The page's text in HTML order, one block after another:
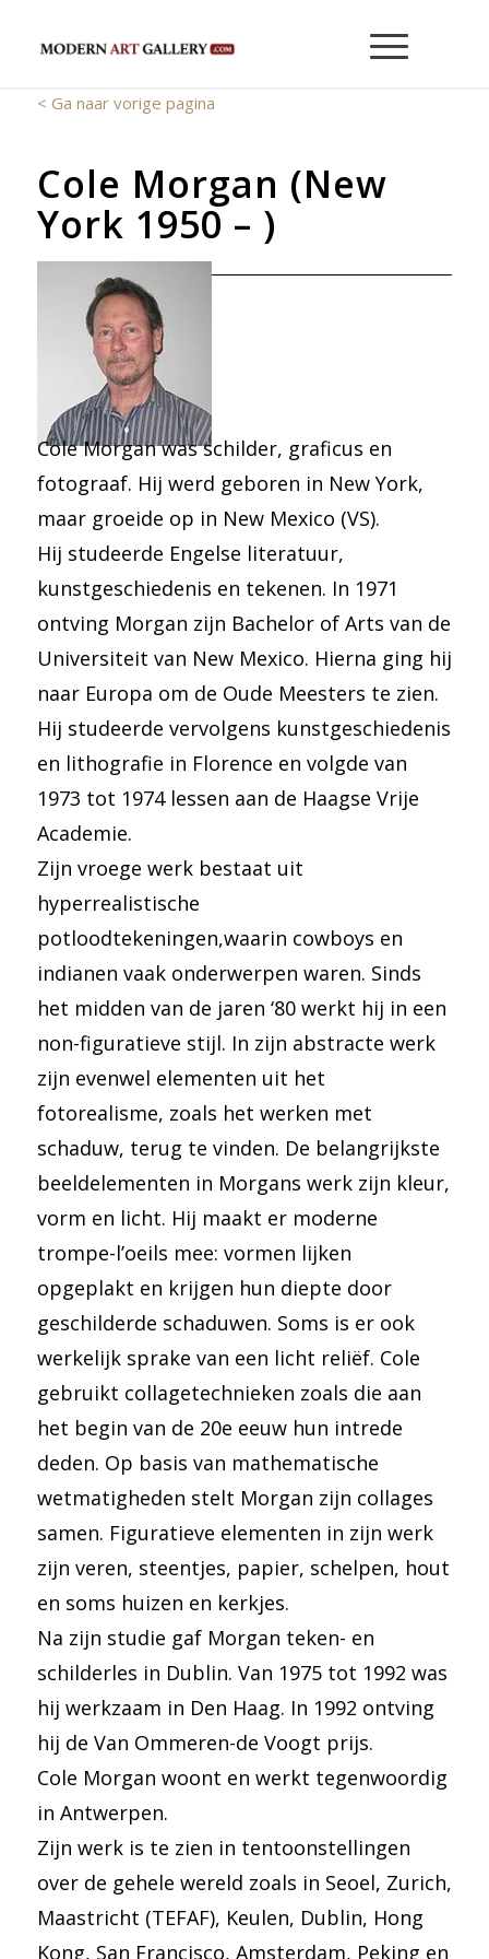
< Ga naar vorige pagina
Cole Morgan (New
York 1950 – )
Cole Morgan was schilder, graficus en
fotograaf. Hij werd geboren in New York,
maar groeide op in New Mexico (VS).
Hij studeerde Engelse literatuur,
kunstgeschiedenis en tekenen. In 1971
ontving Morgan zijn Bachelor of Arts van de
Universiteit van New Mexico. Hierna ging hij
naar Europa om de Oude Meesters te zien.
Hij studeerde vervolgens kunstgeschiedenis
en lithografie in Florence en volgde van
1973 tot 1974 lessen aan de Haagse Vrije
Academie.
Zijn vroege werk bestaat uit
hyperrealistische
potloodtekeningen,waarin cowboys en
indianen vaak onderwerpen waren. Sinds
het midden van de jaren ‘80 werkt hij in een
non-figuratieve stijl. In zijn abstracte werk
zijn evenwel elementen uit het
fotorealisme, zoals het werken met
schaduw, terug te vinden. De belangrijkste
beeldelementen in Morgans werk zijn kleur,
vorm en licht. Hij maakt er moderne
trompe-l’oeils mee: vormen lijken
opgeplakt en krijgen hun diepte door
geschilderde schaduwen. Soms is er ook
werkelijk sprake van een licht reliëf. Cole
gebruikt collagetechnieken zoals die aan
het begin van de 20e eeuw hun intrede
deden. Op basis van mathematische
wetmatigheden stelt Morgan zijn collages
samen. Figuratieve elementen in zijn werk
zijn veren, steentjes, papier, schelpen, hout
en soms huizen en kerkjes.
Na zijn studie gaf Morgan teken- en
schilderles in Dublin. Van 1975 tot 1992 was
hij werkzaam in Den Haag. In 1992 ontving
hij de Van Ommeren-de Voogt prijs.
Cole Morgan woont en werkt tegenwoordig
in Antwerpen.
Zijn werk is te zien in tentoonstellingen
over de gehele wereld zoals in Seoel, Zurich,
Maastricht (TEFAF), Keulen, Dublin, Hong
Kong, San Francisco, Amsterdam, Peking en